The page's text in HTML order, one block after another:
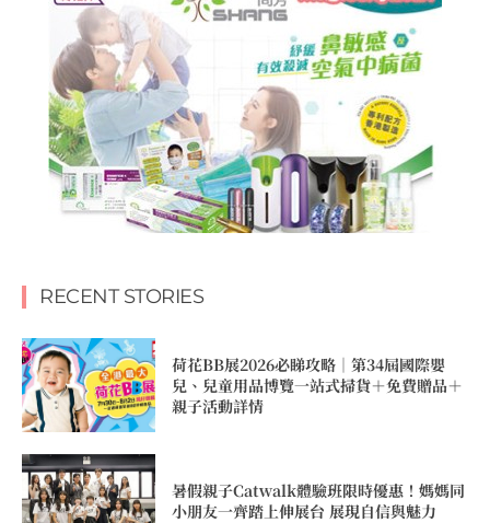
RECENT STORIES
荷花BB展2026必睇攻略｜第34屆國際嬰
兒、兒童用品博覽一站式掃貨＋免費贈品＋
親子活動詳情
暑假親子Catwalk體驗班限時優惠！媽媽同
小朋友一齊踏上伸展台 展現自信與魅力